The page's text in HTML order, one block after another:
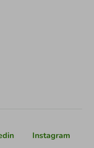
Instagram